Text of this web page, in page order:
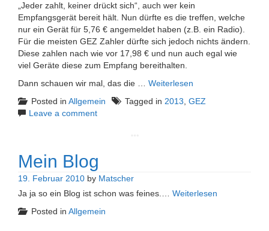
„Jeder zahlt, keiner drückt sich“, auch wer kein
Empfangsgerät bereit hält. Nun dürfte es die treffen, welche
nur ein Gerät für 5,76 € angemeldet haben (z.B. ein Radio).
Für die meisten GEZ Zahler dürfte sich jedoch nichts ändern.
Diese zahlen nach wie vor 17,98 € und nun auch egal wie
viel Geräte diese zum Empfang bereithalten.
Dann schauen wir mal, das die … Weiterlesen
Posted in Allgemein Tagged in 2013, GEZ
Leave a comment
Mein Blog
19. Februar 2010 by Matscher
Ja ja so ein Blog ist schon was feines.… Weiterlesen
Posted in Allgemein